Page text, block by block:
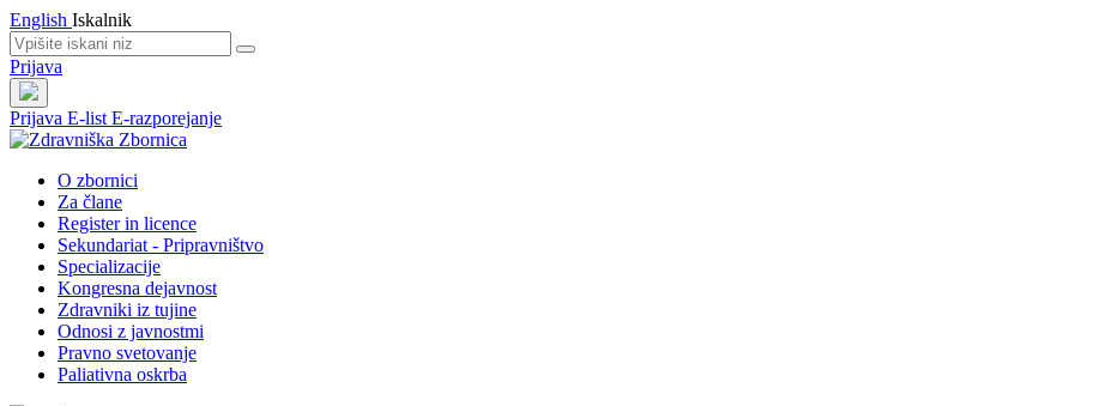
English Iskalnik
Prijava
Prijava E-list E-razporejanje
O zbornici
Za člane
Register in licence
Sekundariat - Pripravništvo
Specializacije
Kongresna dejavnost
Zdravniki iz tujine
Odnosi z javnostmi
Pravno svetovanje
Paliativna oskrba